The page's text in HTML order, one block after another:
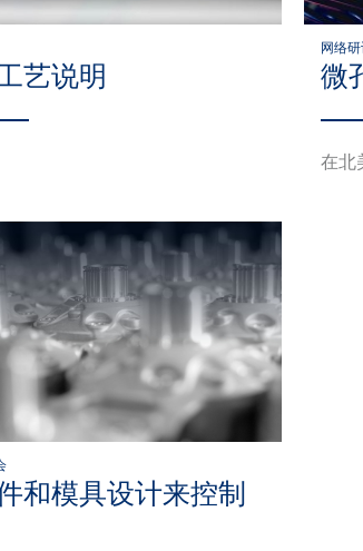
艺说明
网络
微
在北
和模具设计来控制